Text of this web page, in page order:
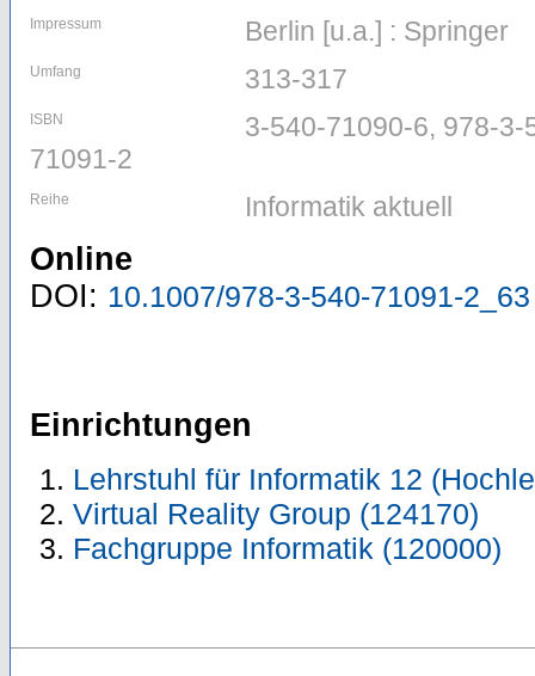
Impressum Berlin [u.a.] : Springer
Umfang 313-317
ISBN
3-540-71090-6, 978-
71091-2
Reihe Informatik aktuell
Online
DOI: 10.1007/978-3-540-71091-2_63
Einrichtungen
Lehrstuhl für Informatik 12
Virtual Reality Group (124170)
Fachgruppe Informatik (120000)